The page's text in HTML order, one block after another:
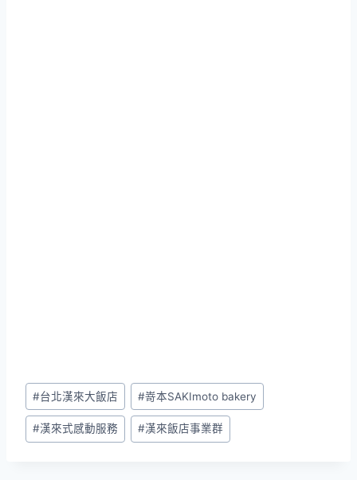
Post
Tags:
#台北漢來大飯店 #嵜本SAKImoto bakery
#漢來式感動服務 #漢來飯店事業群